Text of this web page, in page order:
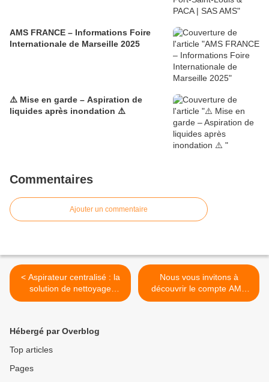
AMS FRANCE – Informations Foire
Internationale de Marseille 2025
⚠️ Mise en garde – Aspiration de
liquides après inondation ⚠️
Commentaires
Ajouter un commentaire
< Aspirateur centralisé : la
solution de nettoyage
efficace pour tous vos
Nous vous invitons à
découvrir le compte AMS
FRANCE sur TikTok ! 🎥 >
Hébergé par Overblog
Top articles
Pages